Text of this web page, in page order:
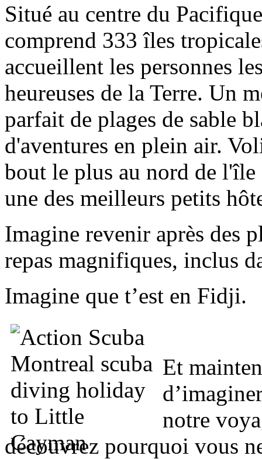
Situé au centre du
comprend 333 îles
accueillent les personnes
heureuses de la Terre. Un
parfait de plages de sable
d'aventures en plein air.
bout le plus au nord de
une des meilleurs petits
Imagine revenir après des
repas magnifiques, inclus
Imagine que t’est en Fidji.
Et
notre
découvrez pourquoi vous